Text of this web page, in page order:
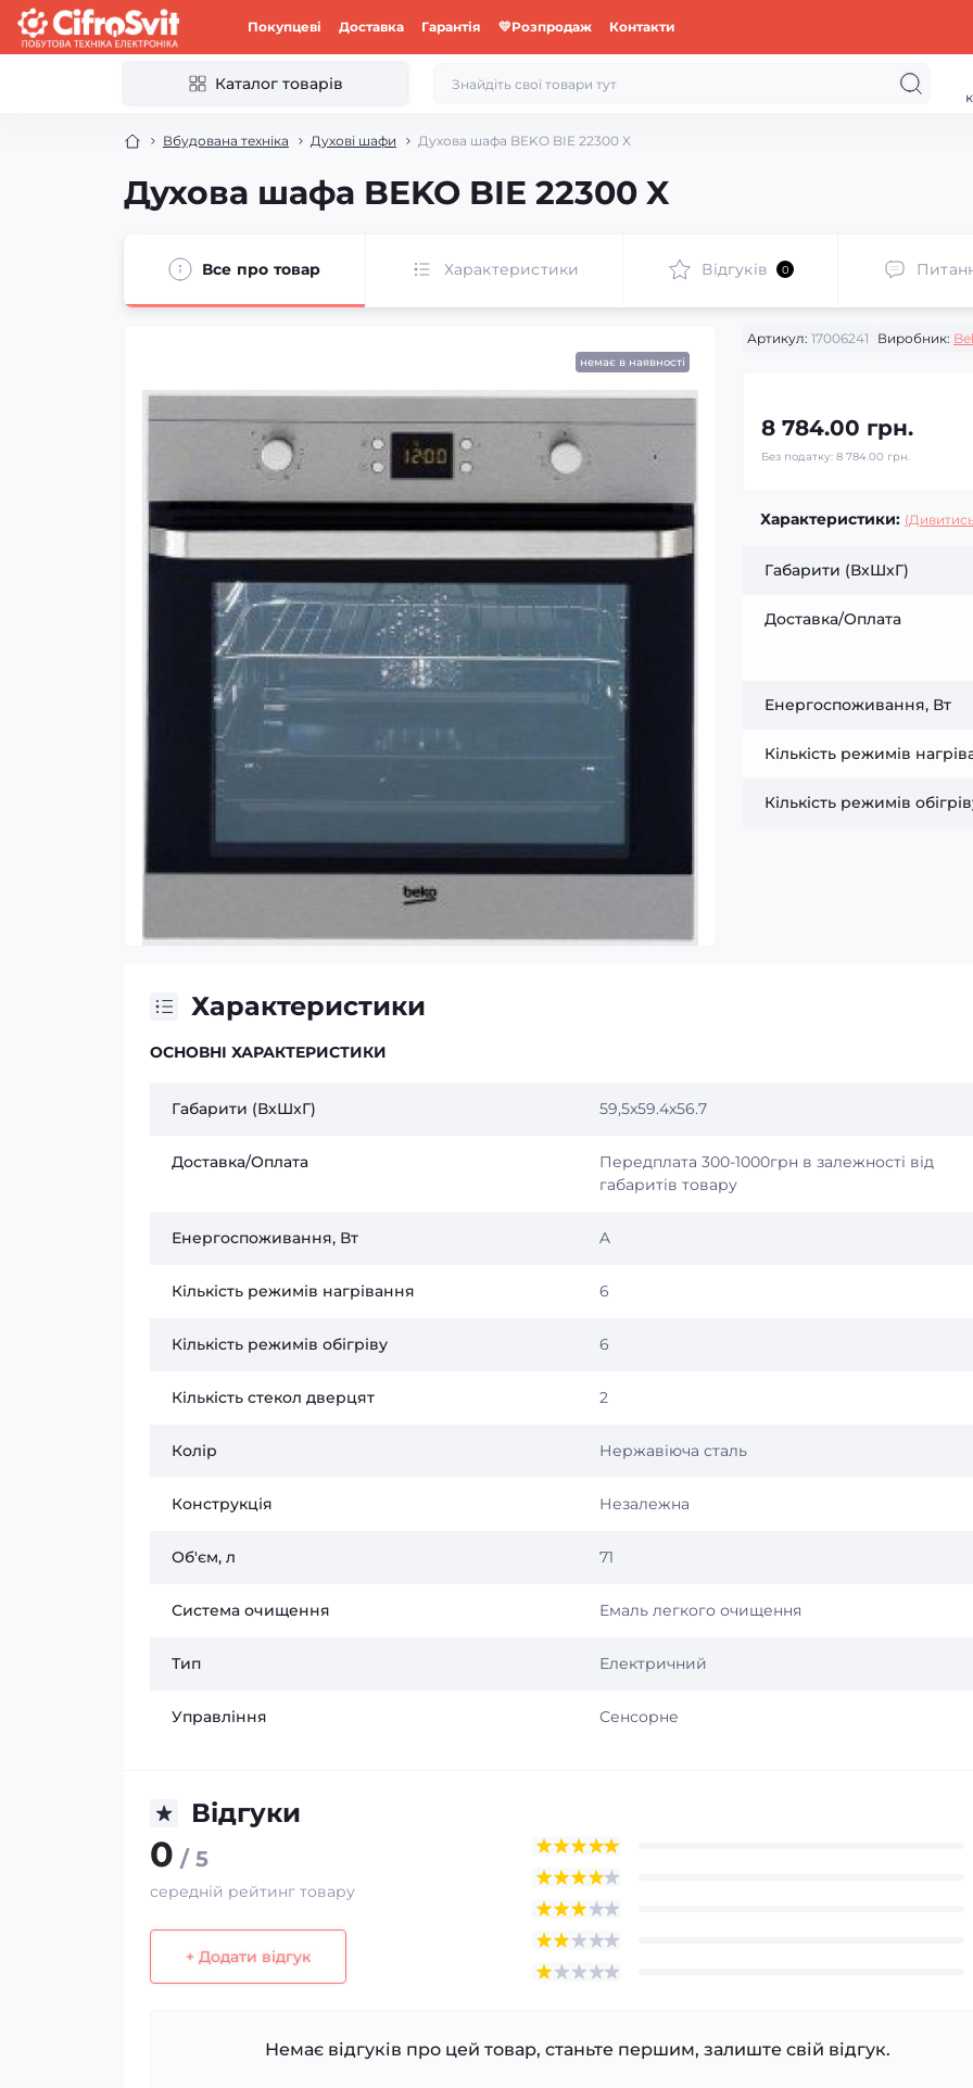
Покупцеві Доставка Гарантія 💛Розпродаж Контакти
Каталог товарів
Вбудована техніка Духові шафи Духова шафа BEKO BIE 22300 X
Духова шафа BEKO BIE 22300 X
Все про товар Характеристики Відгуків 0
немає в наявності
Артикул: 17006241 Виробник:
8 784.00 грн.
Без податку: 8 784.00 грн.
Характеристики:
Габарити (ВxШxГ)
Доставка/Оплата
Енергоспоживання, Вт
Кількість режимів
Кількість режимів
Характеристики
ОСНОВНІ ХАРАКТЕРИСТИКИ
Габарити (ВxШxГ) 59,5x59.4x56.7
Доставка/Оплата
Передплата 300-1000грн в залежності від
габаритів товару
Енергоспоживання, Вт A
Кількість режимів нагрівання 6
Кількість режимів обігріву 6
Кількість стекол дверцят 2
Колір Нержавіюча сталь
Конструкція Незалежна
Об'єм, л 71
Система очищення Емаль легкого очищення
Тип Електричний
Управління Сенсорне
Відгуки
0 / 5
середній рейтинг товару
+ Додати відгук
Немає відгуків про цей товар, станьте першим, залиште свій відгук.